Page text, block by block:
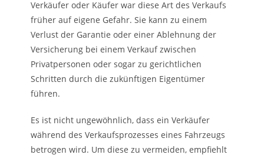
Verkäufer oder Käufer war diese Art des Verkaufs
früher auf eigene Gefahr. Sie kann zu einem
Verlust der Garantie oder einer Ablehnung der
Versicherung bei einem Verkauf zwischen
Privatpersonen oder sogar zu gerichtlichen
Schritten durch die zukünftigen Eigentümer
führen.
Es ist nicht ungewöhnlich, dass ein Verkäufer
während des Verkaufsprozesses eines Fahrzeugs
betrogen wird. Um diese zu vermeiden, empfiehlt